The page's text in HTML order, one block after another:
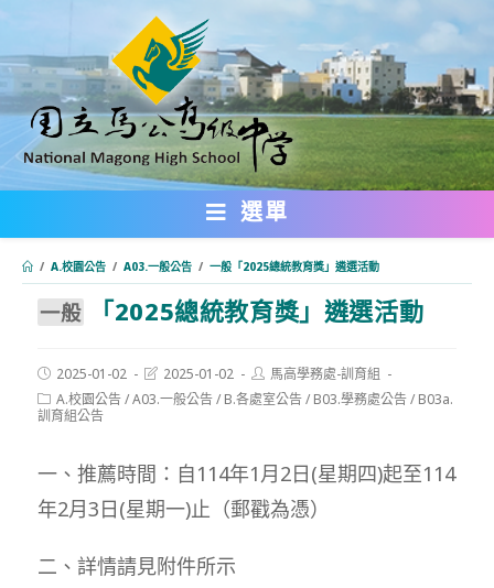
轉
主
要
內
選單
/ A.校園公告 / A03.一般公告 / ⼀般「2025總統教育獎」遴選活動
⼀般 「2025總統教育獎」遴選活動
Post
published:
2025-01-02
Post
modified:
2025-01-02
Post
author:
馬高學務處-訓育組
Post
category:
A.校園公告/A03.一般公告/ B.各處室公告/ B03.學務處公告/ B03a.
訓育組公告
一、推薦時間：自114年1月2日(星期四)起至114
年2月3日(星期一)止（郵戳為憑）
二、詳情請見附件所示